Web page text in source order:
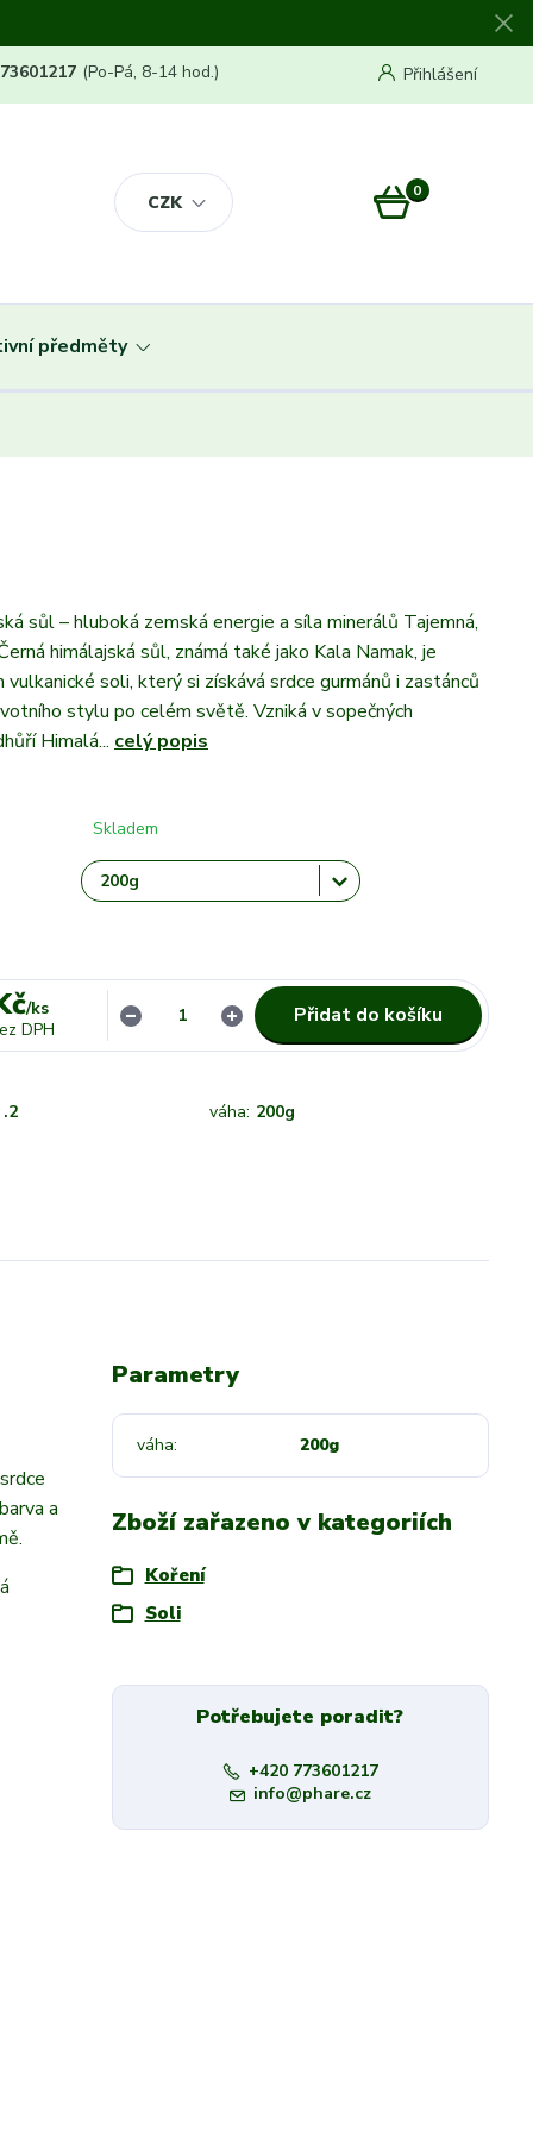
CZK
Přihlášení
(Po-Pá, 8-14 hod.)
0
předměty
sůl – hluboká zemská energie a síla minerálů Tajemná,
himálajská sůl, známá také jako Kala Namak, je
vulkanické soli, který si získává srdce gurmánů i zastánců
stylu po celém světě. Vzniká v sopečných
Himalá... celý popis
Skladem
/ks
DPH
Přidat do košíku
.2 váha: 200g
a
Parametry
váha 200g
Zboží zařazeno v kategoriích
Koření
Soli
Potřebujete poradit?
+420 773601217
info@phare.cz